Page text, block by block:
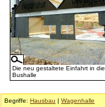
Die neu gestaltete Einfahrt in die
Bushalle
Begriffe: Hausbau |Wagenhalle